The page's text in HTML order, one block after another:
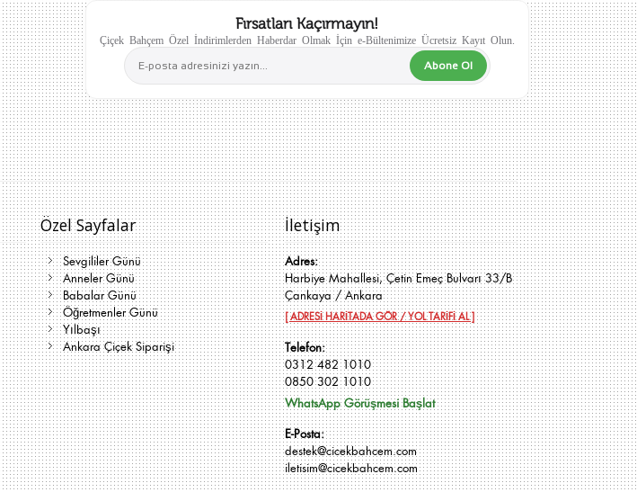
Fırsatları Kaçırmayın!
Çiçek Bahçem Özel İndirimlerden Haberdar Olmak İçin e-Bültenimize Ücretsiz Kayıt Olun.
Abone Ol
Özel Sayfalar
Sevgililer Günü
Anneler Günü
Babalar Günü
Öğretmenler Günü
Yılbaşı
Ankara Çiçek Siparişi
İletişim
Adres:
Harbiye Mahallesi, Çetin Emeç Bulvarı 33/B
Çankaya / Ankara
[ ADRESİ HARİTADA GÖR / YOL TARİFİ AL ]
Telefon:
0312 482 1010
0850 302 1010
WhatsApp Görüşmesi Başlat
E-Posta:
destek@cicekbahcem.com
iletisim@cicekbahcem.com